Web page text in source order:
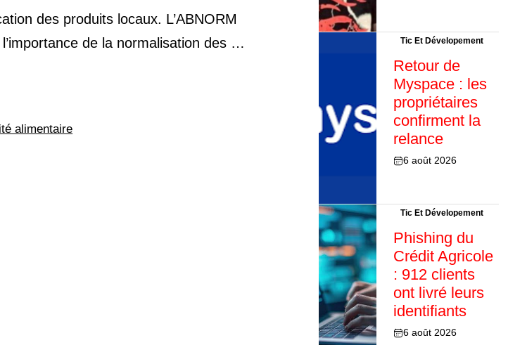
des produits locaux. L’ABNORM
de la normalisation des …
alimentaire
Tic Et Dévelopement
Retour de
Myspace : les
propriétaires
confirment la
relance
6 août 2026
Tic Et Dévelopement
Phishing du
Crédit Agricole
: 912 clients
ont livré leurs
identifiants
6 août 2026